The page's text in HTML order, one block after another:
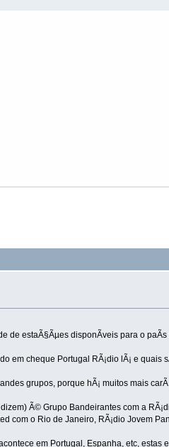
de estaÃ§Ãµes disponÃ­veis para o
em cheque Portugal RÃ¡dio lÃ¡ e quais
grupos, porque hÃ¡ muitos mais
Ã© Grupo Bandeirantes com a
com o Rio de Janeiro, RÃ¡dio Jovem
em Portugal, Espanha, etc,